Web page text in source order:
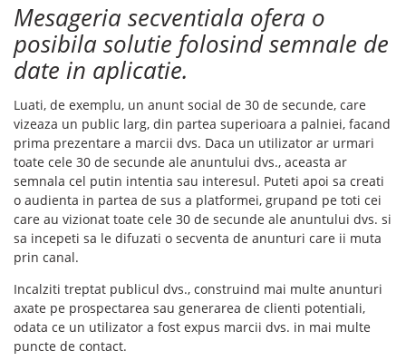
Mesageria secventiala ofera o
posibila solutie folosind semnale de
date in aplicatie.
Luati, de exemplu, un anunt social de 30 de secunde, care
vizeaza un public larg, din partea superioara a palniei, facand
prima prezentare a marcii dvs. Daca un utilizator ar urmari
toate cele 30 de secunde ale anuntului dvs., aceasta ar
semnala cel putin intentia sau interesul. Puteti apoi sa creati
o audienta in partea de sus a platformei, grupand pe toti cei
care au vizionat toate cele 30 de secunde ale anuntului dvs. si
sa incepeti sa le difuzati o secventa de anunturi care ii muta
prin canal.
Incalziti treptat publicul dvs., construind mai multe anunturi
axate pe prospectarea sau generarea de clienti potentiali,
odata ce un utilizator a fost expus marcii dvs. in mai multe
puncte de contact.